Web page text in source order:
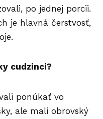
po jednej porcii.
je hlavná čerstvosť,
cudzinci?
ponúkať vo
ale mali obrovský